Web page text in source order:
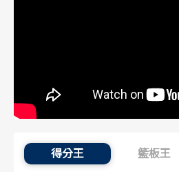
得分王 籃板王
得分王：內容起點